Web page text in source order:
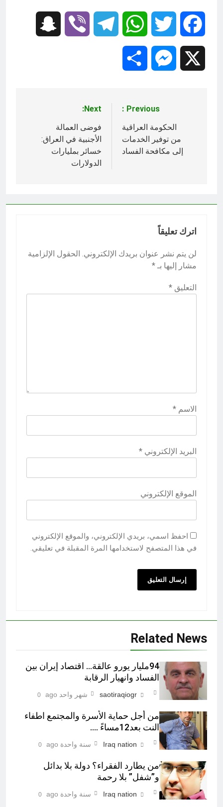
Facebook
Twitter
WhatsApp
Telegram
Viber
Messenger
المقالات
Previous:
الحكومة العراقية
من توفير الخدمات
إلى مكافحة الفساد
Next:
فوضى العمالة
الأجنبية في العراق:
خسائر بمليارات
الدولارات
اترك تعليقاً
لن يتم نشر عنوان بريدك الإلكتروني. الحقول الإلزامية
مشار إليها بـ *
التعليق *
الاسم *
البريد الإلكتروني *
الموقع الإلكتروني
احفظ اسمي، بريدي الإلكتروني، والموقع الإلكتروني
في هذا المتصفح لاستخدامها المرة المقبلة في تعليقي.
Related News
94مليار يورو عالقة… اقتصاد إيران بين
الفساد وانهيار الرقابة
saotiraqiogr شهر واحد ago 0
من أجل حماية الأسرة والمجتمع اطفاء
النت بعد12مساءً ….
Iraq nation سنة واحدة ago 0
من يطارد الفقراء؟ دولة بلا بدائل
و”شفل” بلا رحمة
Iraq nation سنة واحدة ago 0